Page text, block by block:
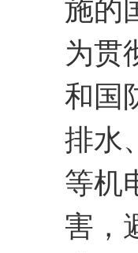
施的
为贯
和国
排水
等机
害，